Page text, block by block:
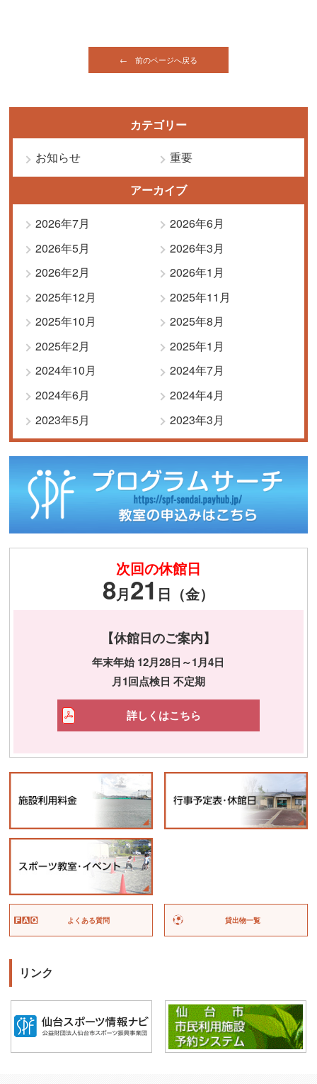
← 前のページへ戻る
カテゴリー
お知らせ
重要
アーカイブ
2026年7月
2026年6月
2026年5月
2026年3月
2026年2月
2026年1月
2025年12月
2025年11月
2025年10月
2025年8月
2025年2月
2025年1月
2024年10月
2024年7月
2024年6月
2024年4月
2023年5月
2023年3月
次回の休館日
8月21 日（金）
【休館日のご案内】
年末年始 12月28日～1月4日
月1回点検日 不定期
詳しくはこちら
よくある質問 貸出物一覧
リンク